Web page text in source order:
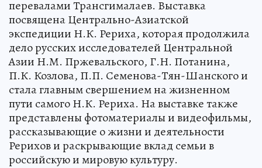
перевалами Трансгималаев. Выставка
посвящена Центрально-Азиатской
экспедиции Н.К. Рериха, которая продолжила
дело русских исследователей Центральной
Азии Н.М. Пржевальского, Г.Н. Потанина,
П.К. Козлова, П.П. Семенова-Тян-Шанского и
стала главным свершением на жизненном
пути самого Н.К. Рериха. На выставке также
представлены фотоматериалы и видеофильмы,
рассказывающие о жизни и деятельности
Рерихов и раскрывающие вклад семьи в
российскую и мировую культуру.